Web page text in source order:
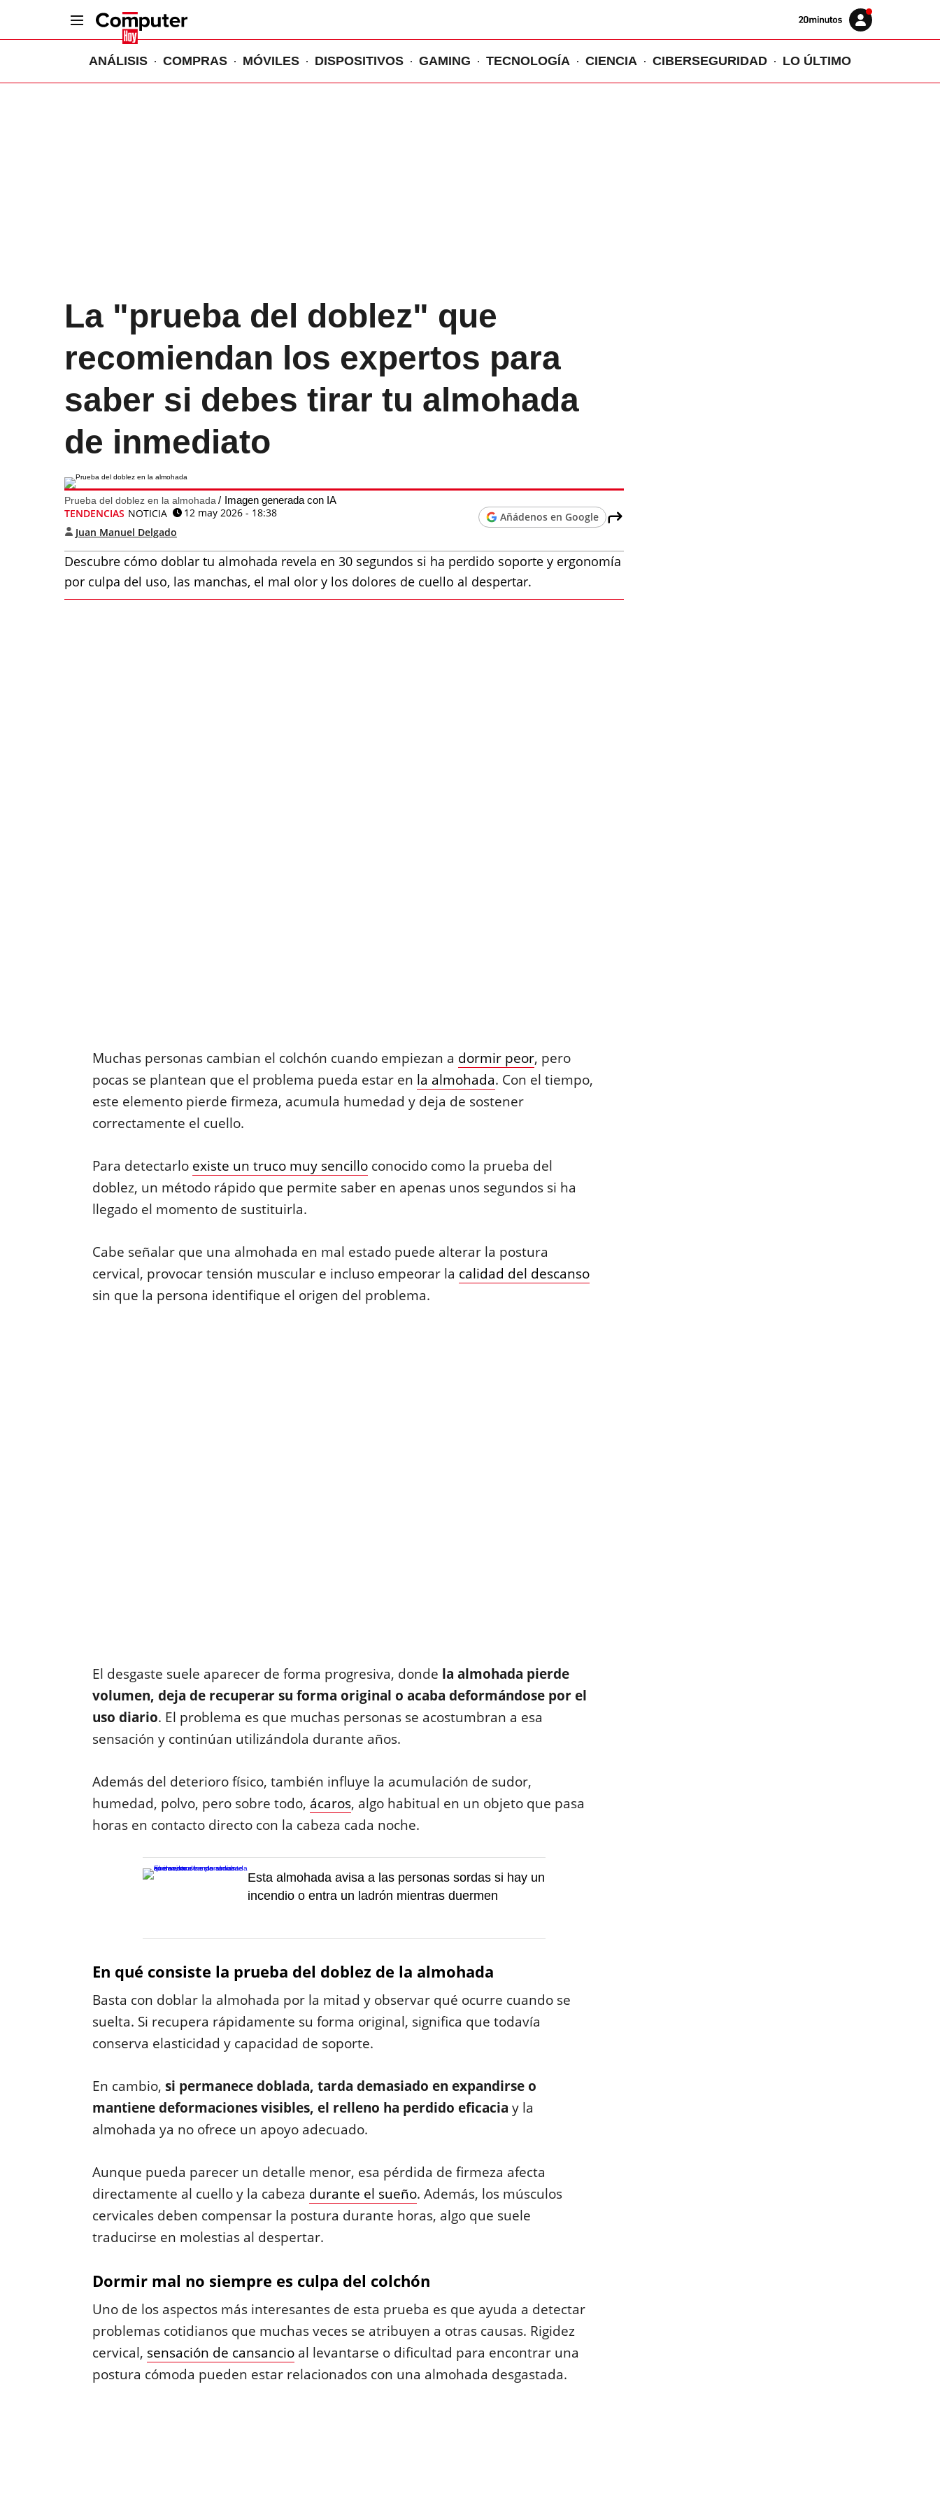
Volver
Iniciar
sesión
ANÁLISIS COMPRAS MÓVILES DISPOSITIVOS GAMING TECNOLOGÍA CIENCIA CIBERSEGURIDAD LO ÚLTIMO
La "prueba del doblez" que
recomiendan los expertos para
saber si debes tirar tu almohada
de inmediato
Prueba del doblez en la almohada Imagen generada con IA
TENDENCIAS NOTICIA
12 may 2026 - 18:38
Juan Manuel Delgado
Añádenos en Google
Descubre cómo doblar tu almohada revela en 30 segundos si ha perdido soporte y ergonomía
por culpa del uso, las manchas, el mal olor y los dolores de cuello al despertar.
Muchas personas cambian el colchón cuando empiezan a dormir peor, pero
pocas se plantean que el problema pueda estar en la almohada. Con el tiempo,
este elemento pierde firmeza, acumula humedad y deja de sostener
correctamente el cuello.
Para detectarlo existe un truco muy sencilloconocido como la prueba del
doblez, un método rápido que permite saber en apenas unos segundos si ha
llegado el momento de sustituirla.
Cabe señalar que una almohada en mal estado puede alterar la postura
cervical, provocar tensión muscular e incluso empeorar la calidad del descanso
sin que la persona identifique el origen del problema.
El desgaste suele aparecer de forma progresiva, donde la almohada pierde
volumen, deja de recuperar su forma original o acaba deformándose por el
uso diario. El problema es que muchas personas se acostumbran a esa
sensación y continúan utilizándola durante años.
Además del deterioro físico, también influye la acumulación de sudor,
humedad, polvo, pero sobre todo, ácaros, algo habitual en un objeto que pasa
horas en contacto directo con la cabeza cada noche.
Esta almohada avisa a las personas sordas si hay un
incendio o entra un ladrón mientras duermen
En qué consiste la prueba del doblez de la almohada
Basta con doblar la almohada por la mitad y observar qué ocurre cuando se
suelta. Si recupera rápidamente su forma original, significa que todavía
conserva elasticidad y capacidad de soporte.
En cambio, si permanece doblada, tarda demasiado en expandirse o
mantiene deformaciones visibles, el relleno ha perdido eficacia y la
almohada ya no ofrece un apoyo adecuado.
Aunque pueda parecer un detalle menor, esa pérdida de firmeza afecta
directamente al cuello y la cabeza durante el sueño. Además, los músculos
cervicales deben compensar la postura durante horas, algo que suele
traducirse en molestias al despertar.
Dormir mal no siempre es culpa del colchón
Uno de los aspectos más interesantes de esta prueba es que ayuda a detectar
problemas cotidianos que muchas veces se atribuyen a otras causas. Rigidez
cervical, sensación de cansancioal levantarse o dificultad para encontrar una
postura cómoda pueden estar relacionados con una almohada desgastada.